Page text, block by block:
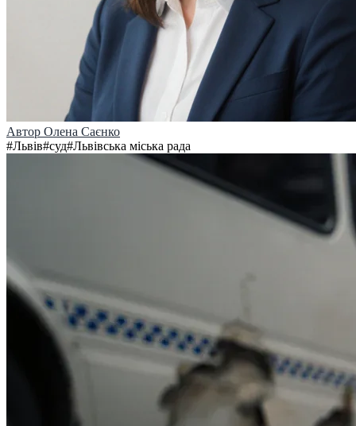
Автор Олена Саєнко
#Львів#суд#Львівська міська рада